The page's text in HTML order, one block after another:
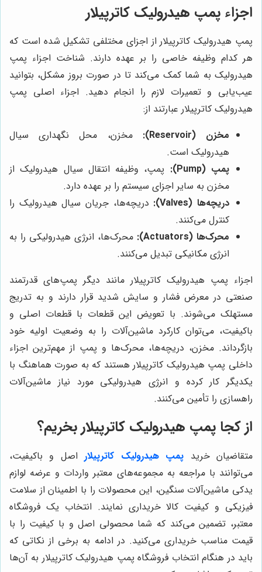
اجزاء پمپ هیدرولیک کاترپیلار
پمپ هیدرولیک کاترپیلار از اجزای مختلفی تشکیل شده است که
هر کدام وظیفه خاصی را بر عهده دارند. شناخت اجزاء پمپ
هیدرولیک به شما کمک می‌کند تا در صورت بروز مشکل، بتوانید
عیب‌یابی و تعمیرات لازم را انجام دهید. اجزاء اصلی پمپ
هیدرولیک کاترپیلار عبارتند از:
مخزن (Reservoir):
مخزن، محل نگهداری سیال
هیدرولیک است.
پمپ (Pump):
پمپ، وظیفه انتقال سیال هیدرولیک از
مخزن به سایر اجزای سیستم را بر عهده دارد.
دریچه‌ها (Valves):
دریچه‌ها، جریان سیال هیدرولیک را
کنترل می‌کنند.
محرک‌ها (Actuators):
محرک‌ها، انرژی هیدرولیکی را به
انرژی مکانیکی تبدیل می‌کنند.
اجزاء پمپ هیدرولیک کاترپیلار مانند دیگر پمپ‌های قدرتمند
صنعتی در معرض فشار و سایش شدید قرار دارند و به تدریج
مستهلک می‌شوند. با تعویض این قطعات با قطعات اصلی و
باکیفیت، می‌توان کارکرد ماشین‌آلات را به وضعیت اولیه خود
بازگرداند. مخزن، دریچه‌ها، محرک‌ها و پمپ از مهم‌ترین اجزاء
داخلی پمپ هیدرولیک کاترپیلار هستند که به صورت هماهنگ با
یکدیگر کار کرده و انرژی هیدرولیکی مورد نیاز ماشین‌آلات
راهسازی را تأمین می‌کنند.
از کجا پمپ هیدرولیک کاترپیلار بخریم؟
متقاضیان خرید پمپ هیدرولیک کاترپیلار اصل و باکیفیت،
می‌توانند با مراجعه به مجموعه‌های معتبر واردات و عرضه لوازم
یدکی ماشین‌آلات سنگین، این محصولات را با اطمینان از سلامت
فیزیکی و کیفیت کالا خریداری نمایند. انتخاب یک فروشگاه
معتبر، تضمین می‌کند که شما محصولی اصل و با کیفیت را با
قیمت مناسب خریداری می‌کنید. در ادامه به برخی از نکاتی که
باید در هنگام انتخاب فروشگاه پمپ هیدرولیک کاترپیلار به آن‌ها